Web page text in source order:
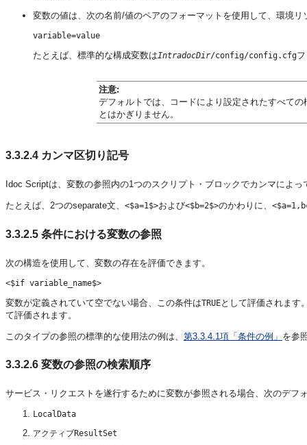
変数の値は、次の名前/値のペアのフォーマットを使用して、環境
たとえば、標準的な構成変数は IntradocDir/config/config.cfg
注意:
デフォルトでは、コードにより設定されたすべての
とはかぎりません。
3.3.2.4 カンマ区切り記号
Idoc Scriptは、変数の参照内の1つのスクリプト・ブロックでカンマによ
たとえば、2つのseparate文、 <$a=1$>および<$b=2$>のかわりに、
3.3.2.5 条件における変数の参照
次の構造を使用して、変数の存在を評価できます。
変数が定義されていて空でない場合、この条件はTRUEとして評価されます
て評価されます。
このタイプの参照の標準的な使用法の例は、 第3.3.4.1項「条件の例」 を参
3.3.2.6 変数の参照の検索順序
サービス・リクエストを遂行するために変数が参照される場合、次のデ
LocalData
アクティブResultSet